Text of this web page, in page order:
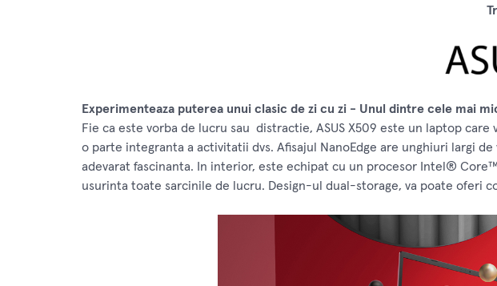
Experimenteaza puterea unui clasic de zi cu zi - Unul dintre cele mai
Fie ca este vorba de lucru sau distractie, ASUS X509 este un laptop
o parte integranta a activitatii dvs. Afisajul NanoEdge are unghiuri largi
adevarat fascinanta. In interior, este echipat cu un procesor Intel®
usurinta toate sarcinile de lucru. Design-ul dual-storage, va poate oferi